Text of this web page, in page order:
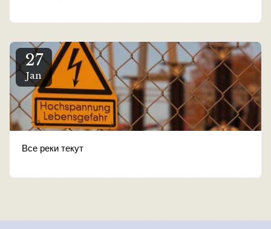
27
Jan
Все реки текут